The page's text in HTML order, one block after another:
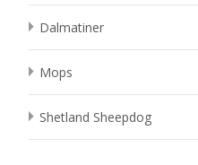
Dalmatiner
Mops
Shetland Sheepdog